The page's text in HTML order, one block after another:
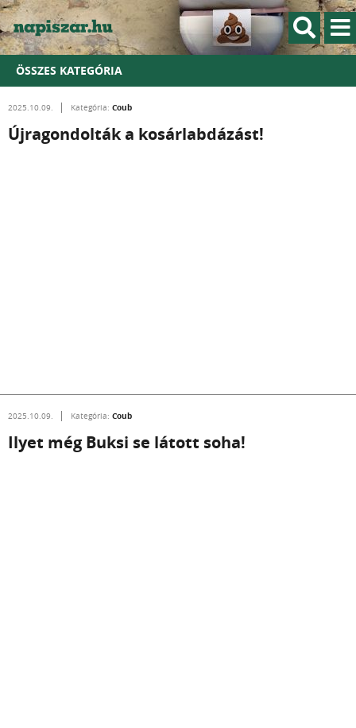
ÖSSZES KATEGÓRIA
2025.10.09. Kategória: Coub
Újragondolták a kosárlabdázást!
2025.10.09. Kategória: Coub
Ilyet még Buksi se látott soha!